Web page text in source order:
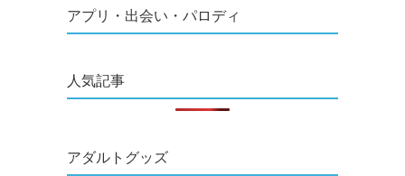
アプリ・出会い・パロディ
人気記事
アダルトグッズ